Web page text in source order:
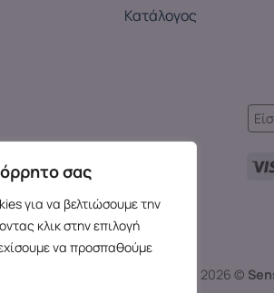
σας
για να βελτιώσουμε την
κλικ στην επιλογή
να προσπαθούμε
Κατάλογος
Copyright 2026 ©